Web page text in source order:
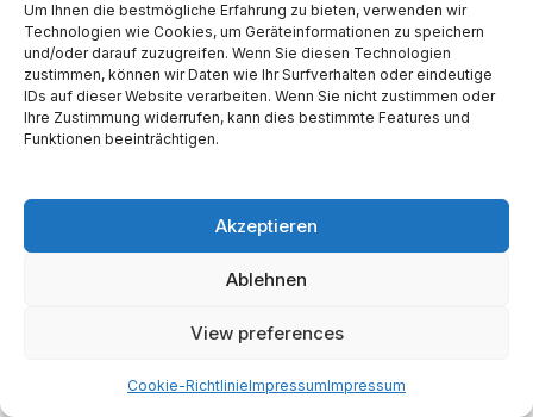
Um Ihnen die bestmögliche Erfahrung zu bieten, verwenden wir
Technologien wie Cookies, um Geräteinformationen zu speichern
und/oder darauf zuzugreifen. Wenn Sie diesen Technologien
zustimmen, können wir Daten wie Ihr Surfverhalten oder eindeutige
IDs auf dieser Website verarbeiten. Wenn Sie nicht zustimmen oder
Ihre Zustimmung widerrufen, kann dies bestimmte Features und
Funktionen beeinträchtigen.
Akzeptieren
Ablehnen
View preferences
Cookie-RichtlinieImpressumImpressum
Kapitel 5: Die Psychologie des
Untergangs – Wirkung und
Nebenwirkung
Wirkung gemessen werden. Erreicht die Doomsday
Clock ihr Ziel, die Menschheit wachzurütteln, oder
bewirkt sie das Gegenteil?
Die Uhr kennt nur eine Richtung: näher an